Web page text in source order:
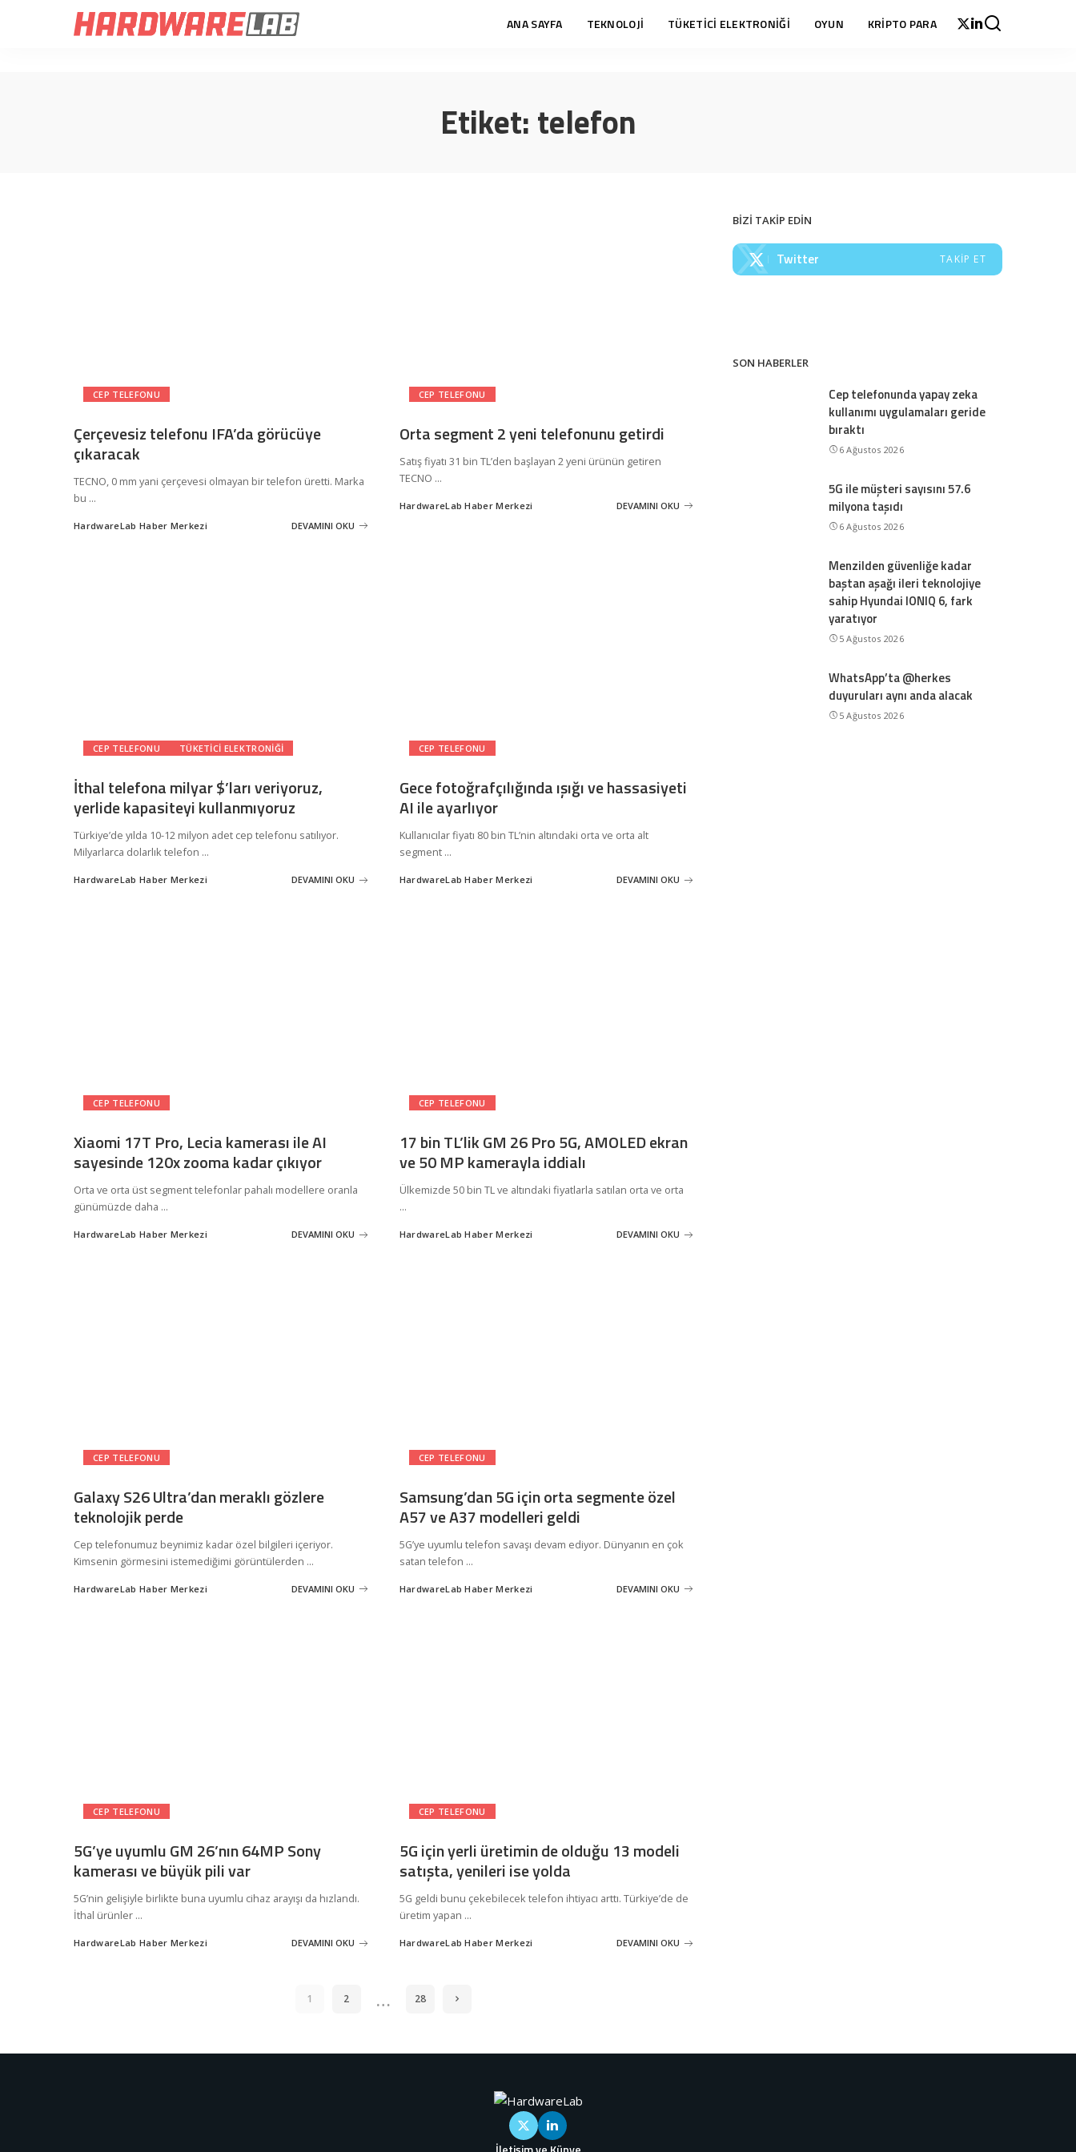
ANA SAYFA TEKNOLOJİ TÜKETİCİ ELEKTRONİĞİ OYUN KRİPTO PARA
Etiket:telefon
CEP TELEFONU
Çerçevesiz telefonu IFA’da görücüye
çıkaracak
TECNO, 0 mm yani çerçevesi olmayan bir telefon üretti. Marka
bu ...
Posted
HardwareLab Haber Merkezi DEVAMINI OKU
CEP TELEFONU
Orta segment 2 yeni telefonunu getirdi
Satış fiyatı 31 bin TL’den başlayan 2 yeni ürünün getiren
TECNO ...
Posted
HardwareLab Haber Merkezi DEVAMINI OKU
CEP TELEFONU TÜKETICI ELEKTRONIĞI
İthal telefona milyar $’ları veriyoruz,
yerlide kapasiteyi kullanmıyoruz
Türkiye’de yılda 10-12 milyon adet cep telefonu satılıyor.
Milyarlarca dolarlık telefon ...
Posted
HardwareLab Haber Merkezi DEVAMINI OKU
CEP TELEFONU
Gece fotoğrafçılığında ışığı ve hassasiyeti
AI ile ayarlıyor
Kullanıcılar fiyatı 80 bin TL’nin altındaki orta ve orta alt
segment ...
Posted
HardwareLab Haber Merkezi DEVAMINI OKU
CEP TELEFONU
Xiaomi 17T Pro, Lecia kamerası ile AI
sayesinde 120x zooma kadar çıkıyor
Orta ve orta üst segment telefonlar pahalı modellere oranla
günümüzde daha ...
Posted
HardwareLab Haber Merkezi DEVAMINI OKU
CEP TELEFONU
17 bin TL’lik GM 26 Pro 5G, AMOLED ekran
ve 50 MP kamerayla iddialı
Ülkemizde 50 bin TL ve altındaki fiyatlarla satılan orta ve orta
...
Posted
HardwareLab Haber Merkezi DEVAMINI OKU
CEP TELEFONU
Galaxy S26 Ultra’dan meraklı gözlere
teknolojik perde
Cep telefonumuz beynimiz kadar özel bilgileri içeriyor.
Kimsenin görmesini istemediğimi görüntülerden ...
Posted
HardwareLab Haber Merkezi DEVAMINI OKU
CEP TELEFONU
Samsung’dan 5G için orta segmente özel
A57 ve A37 modelleri geldi
5G’ye uyumlu telefon savaşı devam ediyor. Dünyanın en çok
satan telefon ...
Posted
HardwareLab Haber Merkezi DEVAMINI OKU
CEP TELEFONU
5G’ye uyumlu GM 26’nın 64MP Sony
kamerası ve büyük pili var
5G’nin gelişiyle birlikte buna uyumlu cihaz arayışı da hızlandı.
İthal ürünler ...
Posted
HardwareLab Haber Merkezi DEVAMINI OKU
CEP TELEFONU
5G için yerli üretimin de olduğu 13 modeli
satışta, yenileri ise yolda
5G geldi bunu çekebilecek telefon ihtiyacı arttı. Türkiye’de de
üretim yapan ...
Posted
HardwareLab Haber Merkezi DEVAMINI OKU
1 2 … 28
BİZİ TAKİP EDİN
Twitter TAKIP ET
SON HABERLER
Cep telefonunda yapay zeka
kullanımı uygulamaları geride
bıraktı
6 Ağustos 2026
5G ile müşteri sayısını 57.6
milyona taşıdı
6 Ağustos 2026
Menzilden güvenliğe kadar
baştan aşağı ileri teknolojiye
sahip Hyundai IONIQ 6, fark
yaratıyor
5 Ağustos 2026
WhatsApp’ta @herkes
duyuruları aynı anda alacak
5 Ağustos 2026